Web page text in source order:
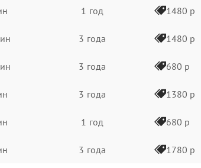
1 год 1480 р
3 года 1480 р
3 года 680 р
3 года 1380 р
1 год 680 р
3 года 1780 р